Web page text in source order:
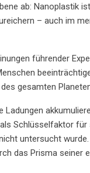
ab: Nanoplastik
– auch im
führender
gesamten
Schlüsselfaktor für
untersucht
das Prisma seiner